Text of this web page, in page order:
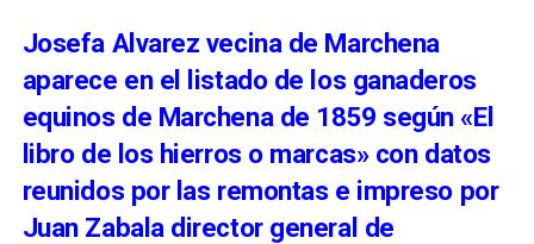
15 y el 22 de agosto.
Josefa Alvarez vecina de Marchena
aparece en el listado de los ganaderos
equinos de Marchena de 1859 según «El
libro de los hierros o marcas» con datos
reunidos por las remontas e impreso por
Juan Zabala director general de